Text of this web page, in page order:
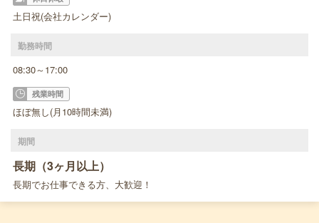
土日祝(会社カレンダー)
勤務時間
08:30～17:00
残業時間
ほぼ無し(月10時間未満)
期間
長期（3ヶ月以上）
長期でお仕事できる方、大歓迎！